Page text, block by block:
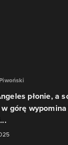
płonie, a
górę